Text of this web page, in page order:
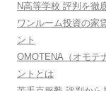
N高等学校 評判を徹
ワンルーム投資の家
ント
OMOTENA（オモテ
ントとは